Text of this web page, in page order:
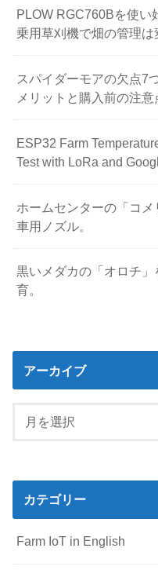
PLOW RGC760Bを使い
乗用草刈機で畑の管理は
スパイダーモアの欠点7
メリットと購入前の注意
ESP32 Farm
Test with LoRa and
ホームセンターの「コ
車用ノズル。
黒いメダカの「オロチ
育。
アーカイブ
カテゴリー
Farm IoT in English